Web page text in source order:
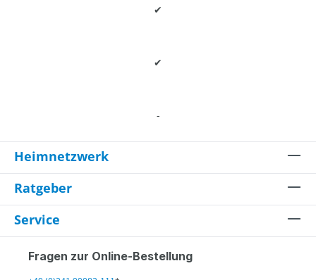
✔
✔
-
Heimnetzwerk
Ratgeber
Service
Fragen zur Online-Bestellung